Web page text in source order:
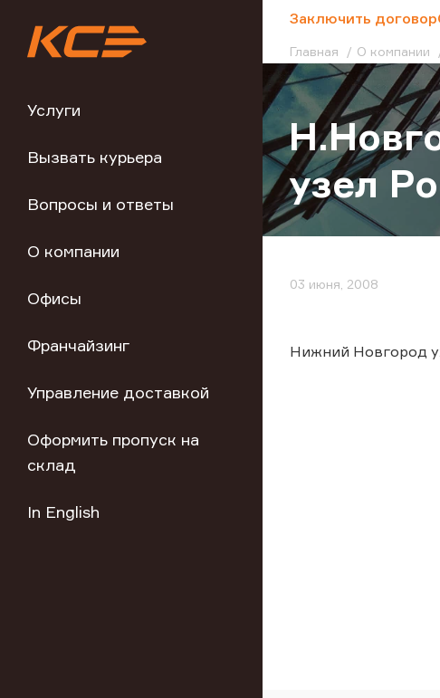
Услуги
Вызвать курьера
Вопросы и ответы
О компании
Офисы
Франчайзинг
Управление доставкой
Оформить пропуск на
склад
In English
Заключить договор
Главная О компании
узел
03 июня, 2008
Нижний Новгород